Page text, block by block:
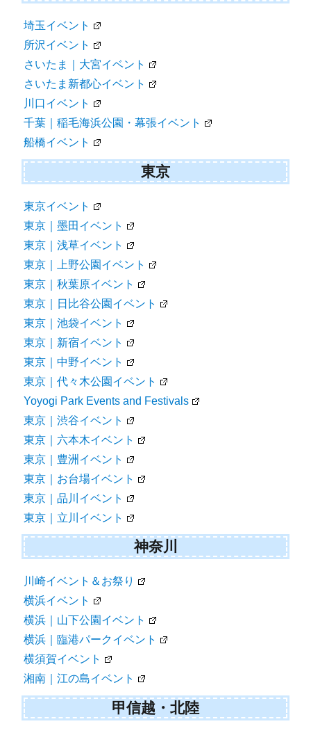
埼玉イベント
所沢イベント
さいたま｜大宮イベント
さいたま新都心イベント
川口イベント
千葉｜稲毛海浜公園・幕張イベント
船橋イベント
東京
東京イベント
東京｜墨田イベント
東京｜浅草イベント
東京｜上野公園イベント
東京｜秋葉原イベント
東京｜日比谷公園イベント
東京｜池袋イベント
東京｜新宿イベント
東京｜中野イベント
東京｜代々木公園イベント
Yoyogi Park Events and Festivals
東京｜渋谷イベント
東京｜六本木イベント
東京｜豊洲イベント
東京｜お台場イベント
東京｜品川イベント
東京｜立川イベント
神奈川
川崎イベント＆お祭り
横浜イベント
横浜｜山下公園イベント
横浜｜臨港パークイベント
横須賀イベント
湘南｜江の島イベント
甲信越・北陸